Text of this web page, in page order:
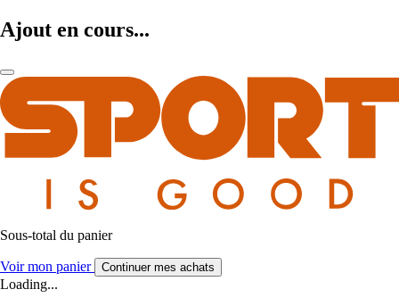
Ajout en cours...
Sous-total du panier
Voir mon panier Continuer mes achats
Loading...